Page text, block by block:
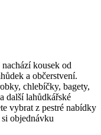
kousek od
a občerstvení.
chlebíčky, bagety,
další lahůdkářské
vybrat z pestré nabídky
objednávku